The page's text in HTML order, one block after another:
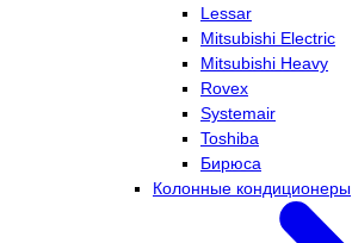
Lessar
Mitsubishi Electric
Mitsubishi Heavy
Rovex
Systemair
Toshiba
Бирюса
Колонные кондиционеры